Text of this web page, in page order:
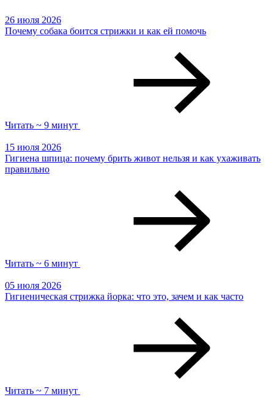
26 июля 2026
Почему собака боится стрижки и как ей помочь
Читать ~ 9 минут
15 июля 2026
Гигиена шпица: почему брить живот нельзя и как ухаживать
правильно
Читать ~ 6 минут
05 июля 2026
Гигиеническая стрижка йорка: что это, зачем и как часто
Читать ~ 7 минут